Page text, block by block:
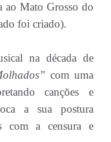
ao Mato Grosso do
foi criado).
na década de
com uma
canções e
a sua postura
com a censura e